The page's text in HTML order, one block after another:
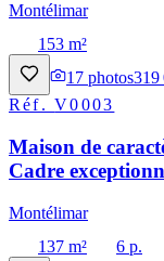
Montélimar
153 m²
17 photos319
Réf.V0003
Maison de
Cadre
Montélimar
137 m²
6 p.